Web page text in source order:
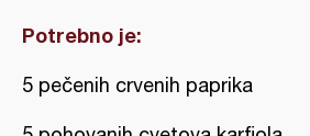
Potrebno je:
5 pečenih crvenih paprika